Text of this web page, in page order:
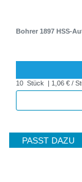
Bohrer 1897 HSS-
10 Stück | 1,06 € /
PASST DAZU